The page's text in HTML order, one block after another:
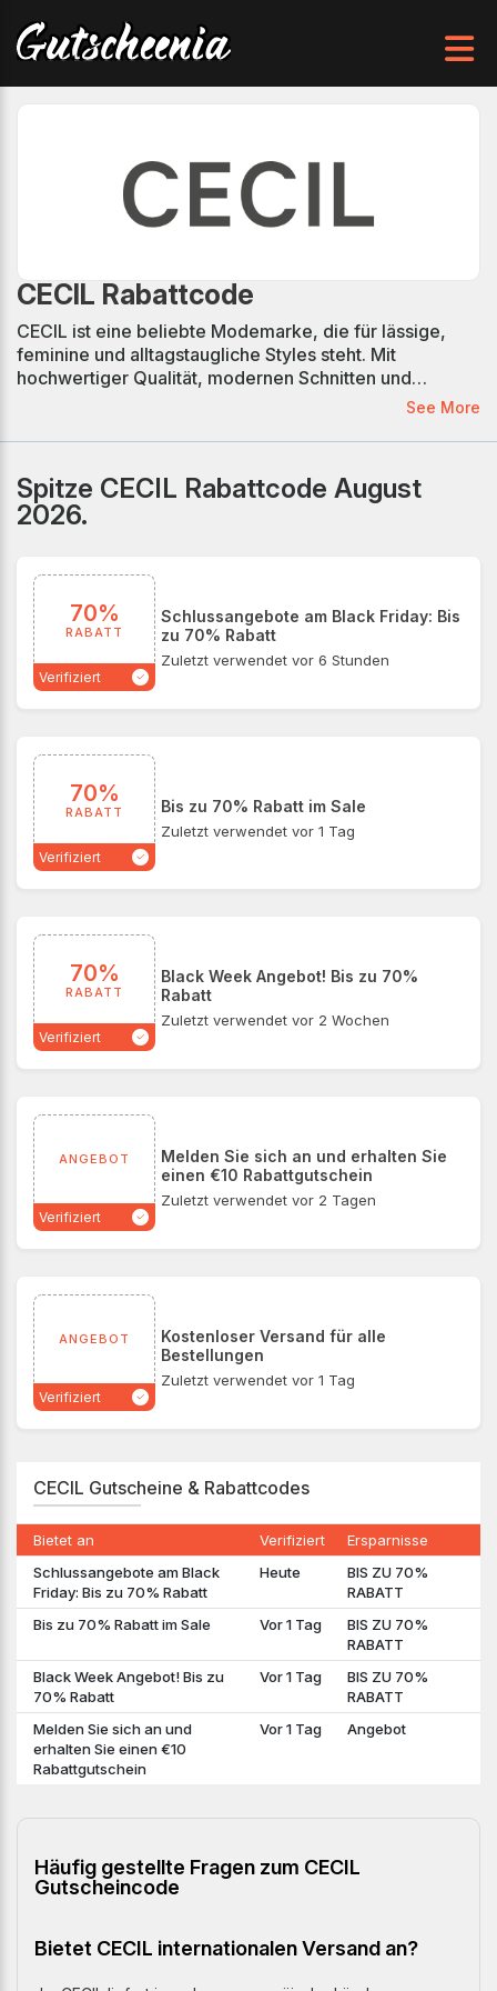
CECIL Rabattcode
CECIL ist eine beliebte Modemarke, die für lässige,
feminine und alltagstaugliche Styles steht. Mit
hochwertiger Qualität, modernen Schnitten und
frischen Farben bietet CECIL Mode, die Komfort und
besondere Anlässe – CECIL hat für jede Gelegenheit
Gutscheincodes und attraktiven Rabattaktionen können
Kundinnen ihre Lieblingslooks zu besonders günstigen
See More
Spitze CECIL Rabattcode August
2026.
70%
RABATT
Verifiziert
Schlussangebote am Black Friday: Bis
zu 70% Rabatt
Zuletzt verwendet vor 6 Stunden
70%
RABATT
Verifiziert
Bis zu 70% Rabatt im Sale
Zuletzt verwendet vor 1 Tag
70%
RABATT
Verifiziert
Black Week Angebot! Bis zu 70%
Rabatt
Zuletzt verwendet vor 2 Wochen
ANGEBOT
Verifiziert
Melden Sie sich an und erhalten Sie
einen €10 Rabattgutschein
Zuletzt verwendet vor 2 Tagen
ANGEBOT
Verifiziert
Kostenloser Versand für alle
Bestellungen
Zuletzt verwendet vor 1 Tag
CECIL Gutscheine & Rabattcodes
Bietet an Verifiziert
Ersparnisse
Schlussangebote am Black
Friday: Bis zu 70% Rabatt
Heute
BIS ZU 70%
RABATT
Bis zu 70% Rabatt im Sale
Vor 1 Tag
BIS ZU 70%
RABATT
Black Week Angebot! Bis zu
70% Rabatt
Vor 1 Tag
BIS ZU 70%
RABATT
Melden Sie sich an und
erhalten Sie einen €10
Rabattgutschein
Vor 1 Tag Angebot
Häufig gestellte Fragen zum CECIL
Gutscheincode
Bietet CECIL internationalen Versand an?